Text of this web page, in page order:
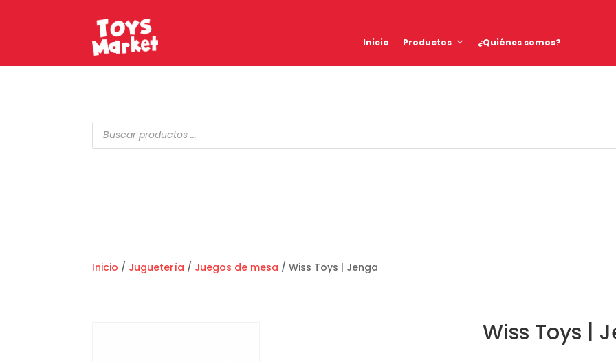
Inicio Productos ¿Quiénes somos?
Búsqueda
de
productos
Inicio / Juguetería / Juegos de mesa / Wiss Toys | Jenga
Wiss Toys |